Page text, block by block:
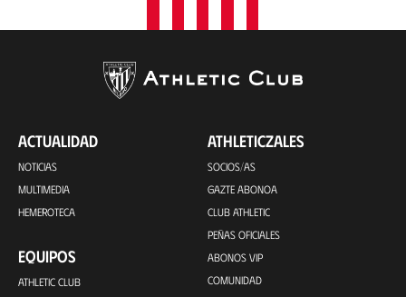
ACTUALIDAD
NOTICIAS
MULTIMEDIA
HEMEROTECA
EQUIPOS
ATHLETIC CLUB
ATHLETICZALES
SOCIOS/AS
GAZTE ABONOA
CLUB ATHLETIC
PEÑAS OFICIALES
ABONOS VIP
COMUNIDAD